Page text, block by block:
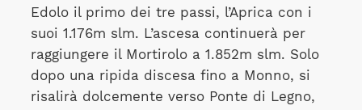
Edolo il primo dei tre passi, l’Aprica con i
suoi 1.176m slm. L’ascesa continuerà per
raggiungere il Mortirolo a 1.852m slm. Solo
dopo una ripida discesa fino a Monno, si
risalirà dolcemente verso Ponte di Legno,